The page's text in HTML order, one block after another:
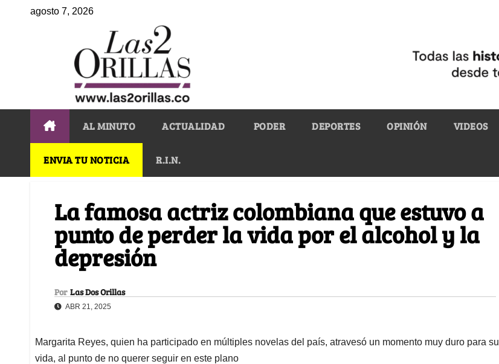
agosto 7, 2026
AL MINUTO ACTUALIDAD PODER DEPORTES OPINIÓN VIDEOS
ENVIA TU NOTICIA R.I.N.
La famosa actriz colombiana que estuvo a
punto de perder la vida por el alcohol y la
depresión
Por Las Dos Orillas
ABR 21, 2025
Margarita Reyes, quien ha participado en múltiples novelas del país, atravesó un momento muy duro para su
vida, al punto de no querer seguir en este plano